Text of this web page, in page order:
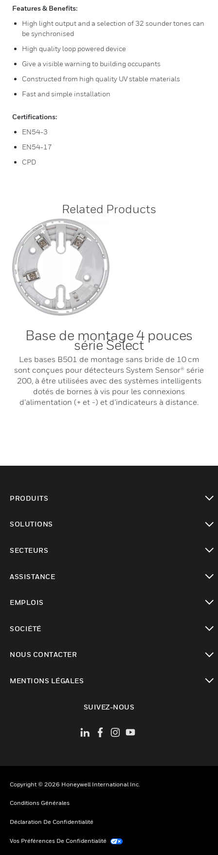
Features & Benefits:
High light output and a selection of 32 sounder tones can
be synchronised
High quality loop powered device
Give a visible warning to building occupants
Constructed from high quality UV stable materials
Fast and simple installation
Certifications:
EN54-3
EN54-17
CPD
Related Products
Base de montage 4 pouces
série Select
Les bases B501 de montage sans bride de 10 cm
sont conçues pour détecteurs System Sensor® série
200, à être utilisées avec des systèmes intelligents
dotés de bornes à vis pour les connexions
d’alimentation (+ et -) et d’indicateurs à distance.
PRODUITS
SOLUTIONS
SECTEURS
ASSISTANCE
EMPLOIS
SOCIÉTÉ
NOUS CONTACTER
MENTIONS LÉGALES
SUIVEZ-NOUS
Copyright © 2026 Honeywell International Inc.
Conditions Générales
Déclaration De Confidentialité
Vos Préférences De Confidentialité